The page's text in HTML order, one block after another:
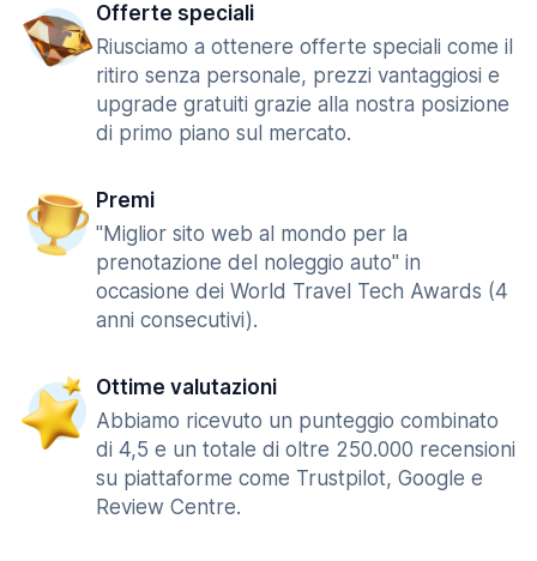
Offerte speciali
Riusciamo a ottenere offerte speciali come il
ritiro senza personale, prezzi vantaggiosi e
upgrade gratuiti grazie alla nostra posizione
di primo piano sul mercato.
Premi
"Miglior sito web al mondo per la
prenotazione del noleggio auto" in
occasione dei World Travel Tech Awards (4
anni consecutivi).
Ottime valutazioni
Abbiamo ricevuto un punteggio combinato
di 4,5 e un totale di oltre 250.000 recensioni
su piattaforme come Trustpilot, Google e
Review Centre.